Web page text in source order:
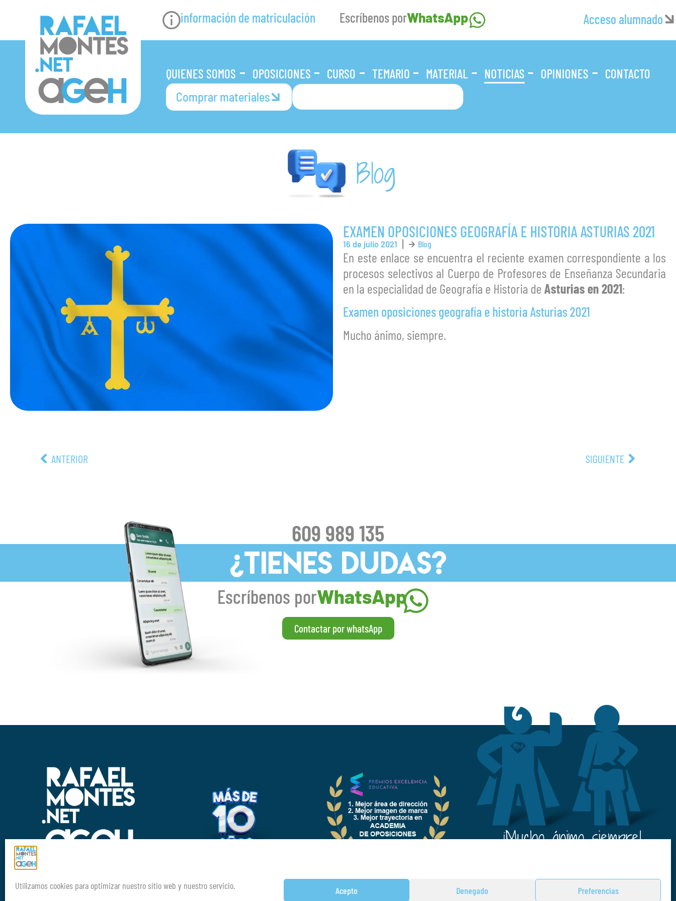
Utilizamos cookies para optimizar nuestro sitio web y nuestro servicio. Acepto Denegado Preferencias
información de matriculación Escríbenos porWhatsApp Acceso alumnado
QUIENES SOMOS OPOSICIONES CURSO TEMARIO MATERIAL NOTICIAS OPINIONES CONTACTO
Comprar materiales
Blog
EXAMEN OPOSICIONES GEOGRAFÍA E HISTORIA ASTURIAS 2021
16 de julio 2021 Blog
En este enlace se encuentra el reciente examen correspondiente a los
procesos selectivos al Cuerpo de Profesores de Enseñanza Secundaria
en la especialidad de Geografía e Historia deAsturias en 2021:
Examen oposiciones geografía e historia Asturias 2021
Mucho ánimo, siempre.
ANTERIOR SIGUIENTE
609 989 135
¿TIENES DUDAS?
Escríbenos porWhatsApp
Contactar por whatsApp
Política de cookies (UE)
DE GEOGRAFÍA E HISTORIA
¡¡Mucho ánimo siempre!